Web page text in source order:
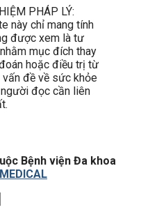
PHÁP LÝ:
này chỉ mang tính
được xem là tư
mục đích thay
hoặc điều trị từ
vấn đề về sức khỏe
đọc cần liên
Bệnh viện Đa khoa